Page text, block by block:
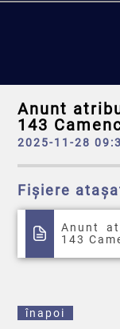
Anunt
143
2025-11-28
Fișiere
Anunt
143
înapoi